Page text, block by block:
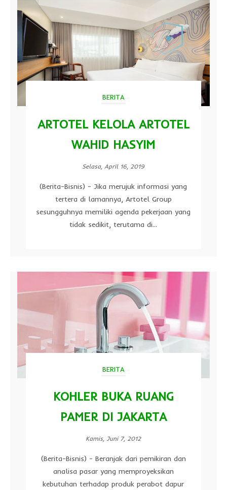
BERITA
ARTOTEL KELOLA ARTOTEL
WAHID HASYIM
Selasa, April 16, 2019
(Berita-Bisnis) - Jika merujuk informasi yang
tertera di lamannya, Artotel Group
sesungguhnya memiliki agenda pekerjaan yang
tidak sedikit, terutama di...
BERITA
KOHLER BUKA RUANG
PAMER DI JAKARTA
Kamis, Juni 7, 2012
(Berita-Bisnis) - Beranjak dari pemikiran dan
analisa pasar yang memproyeksikan
kebutuhan terhadap produk perabot dapur